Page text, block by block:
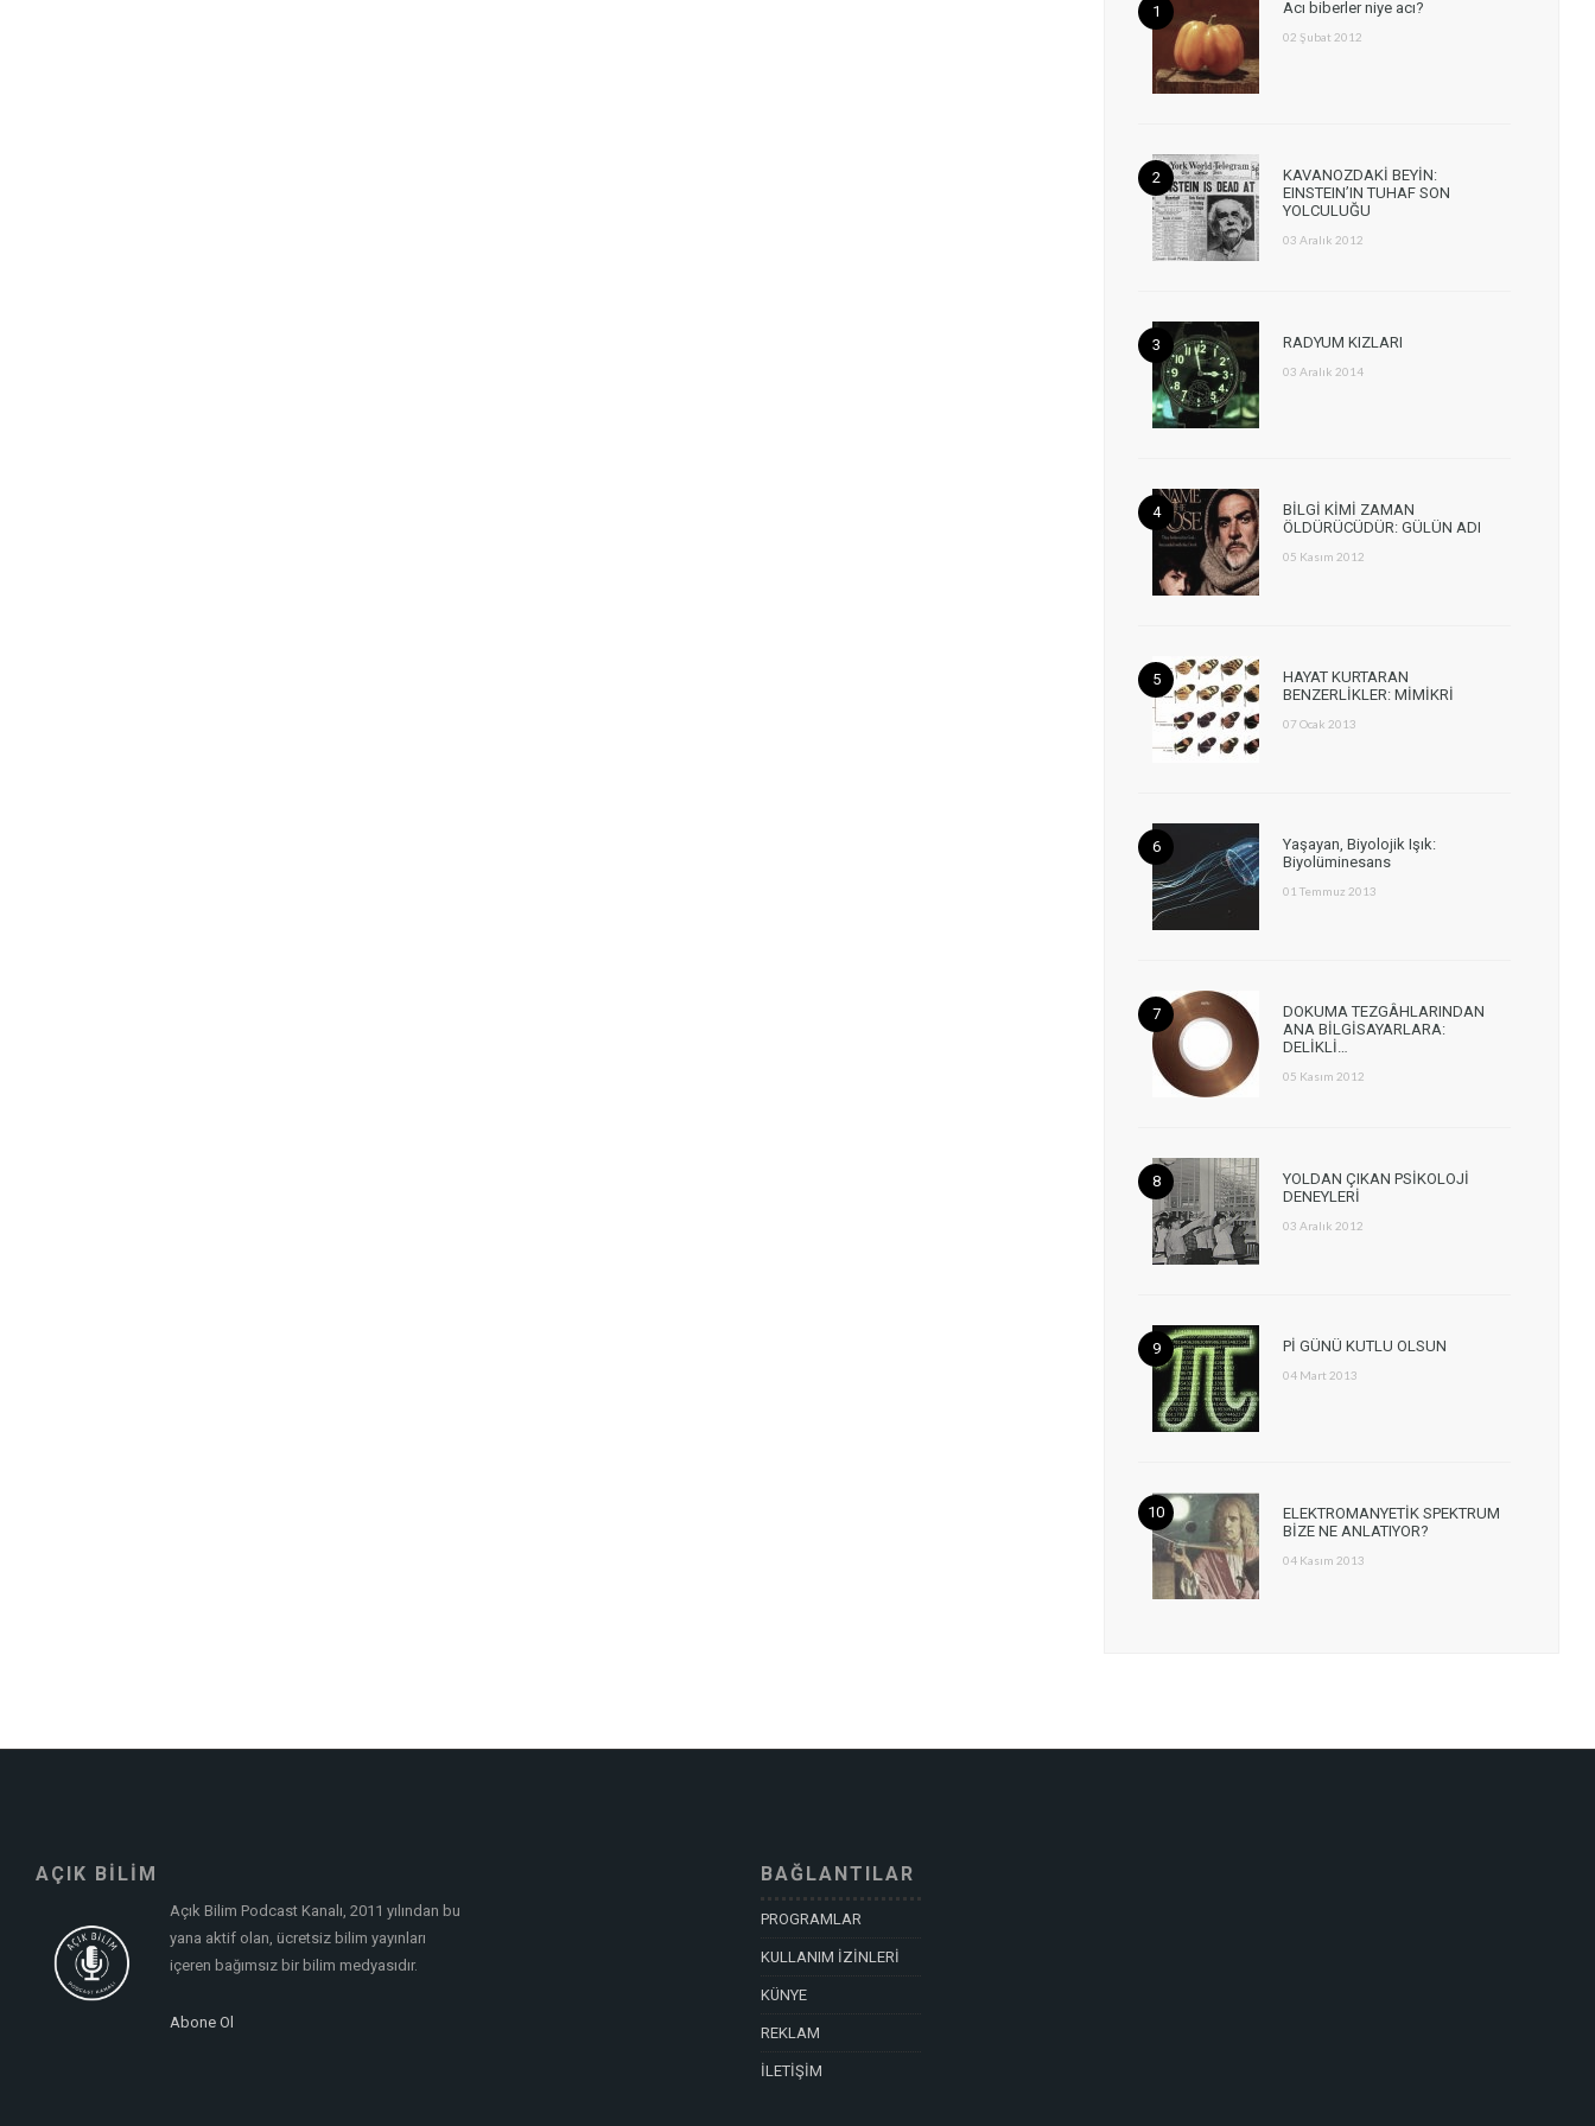
Acı biberler niye acı?
02 Şubat 2012
KAVANOZDAKİ BEYİN:
EINSTEIN’IN TUHAF SON
YOLCULUĞU
03 Aralık 2012
RADYUM KIZLARI
03 Aralık 2014
BİLGİ KİMİ ZAMAN
ÖLDÜRÜCÜDÜR: GÜLÜN ADI
05 Kasım 2012
HAYAT KURTARAN
BENZERLİKLER: MİMİKRİ
07 Ocak 2013
Yaşayan, Biyolojik Işık:
Biyolüminesans
01 Temmuz 2013
DOKUMA TEZGÂHLARINDAN
ANA BİLGİSAYARLARA:
DELİKLİ…
05 Kasım 2012
YOLDAN ÇIKAN PSİKOLOJİ
DENEYLERİ
03 Aralık 2012
Pİ GÜNÜ KUTLU OLSUN
04 Mart 2013
ELEKTROMANYETİK SPEKTRUM
BİZE NE ANLATIYOR?
04 Kasım 2013
AÇIK BİLİM
Açık Bilim Podcast Kanalı, 2011 yılından bu
yana aktif olan, ücretsiz bilim yayınları
içeren bağımsız bir bilim medyasıdır.
Abone Ol
BAĞLANTILAR
PROGRAMLAR
KULLANIM İZİNLERİ
KÜNYE
REKLAM
İLETİŞİM